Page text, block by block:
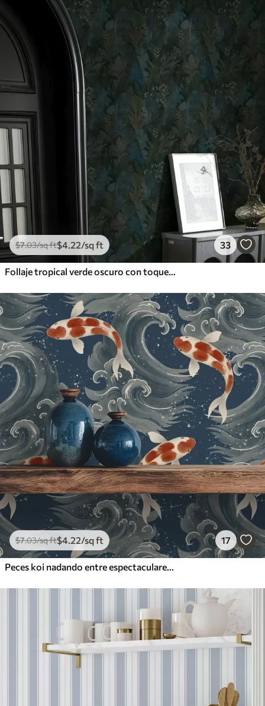
$7.03/sq ft$4.22/sq ft 33
Follaje tropical verde oscuro con toques azules
$7.03/sq ft$4.22/sq ft 17
Peces koi nadando entre espectaculares olas oceánicas